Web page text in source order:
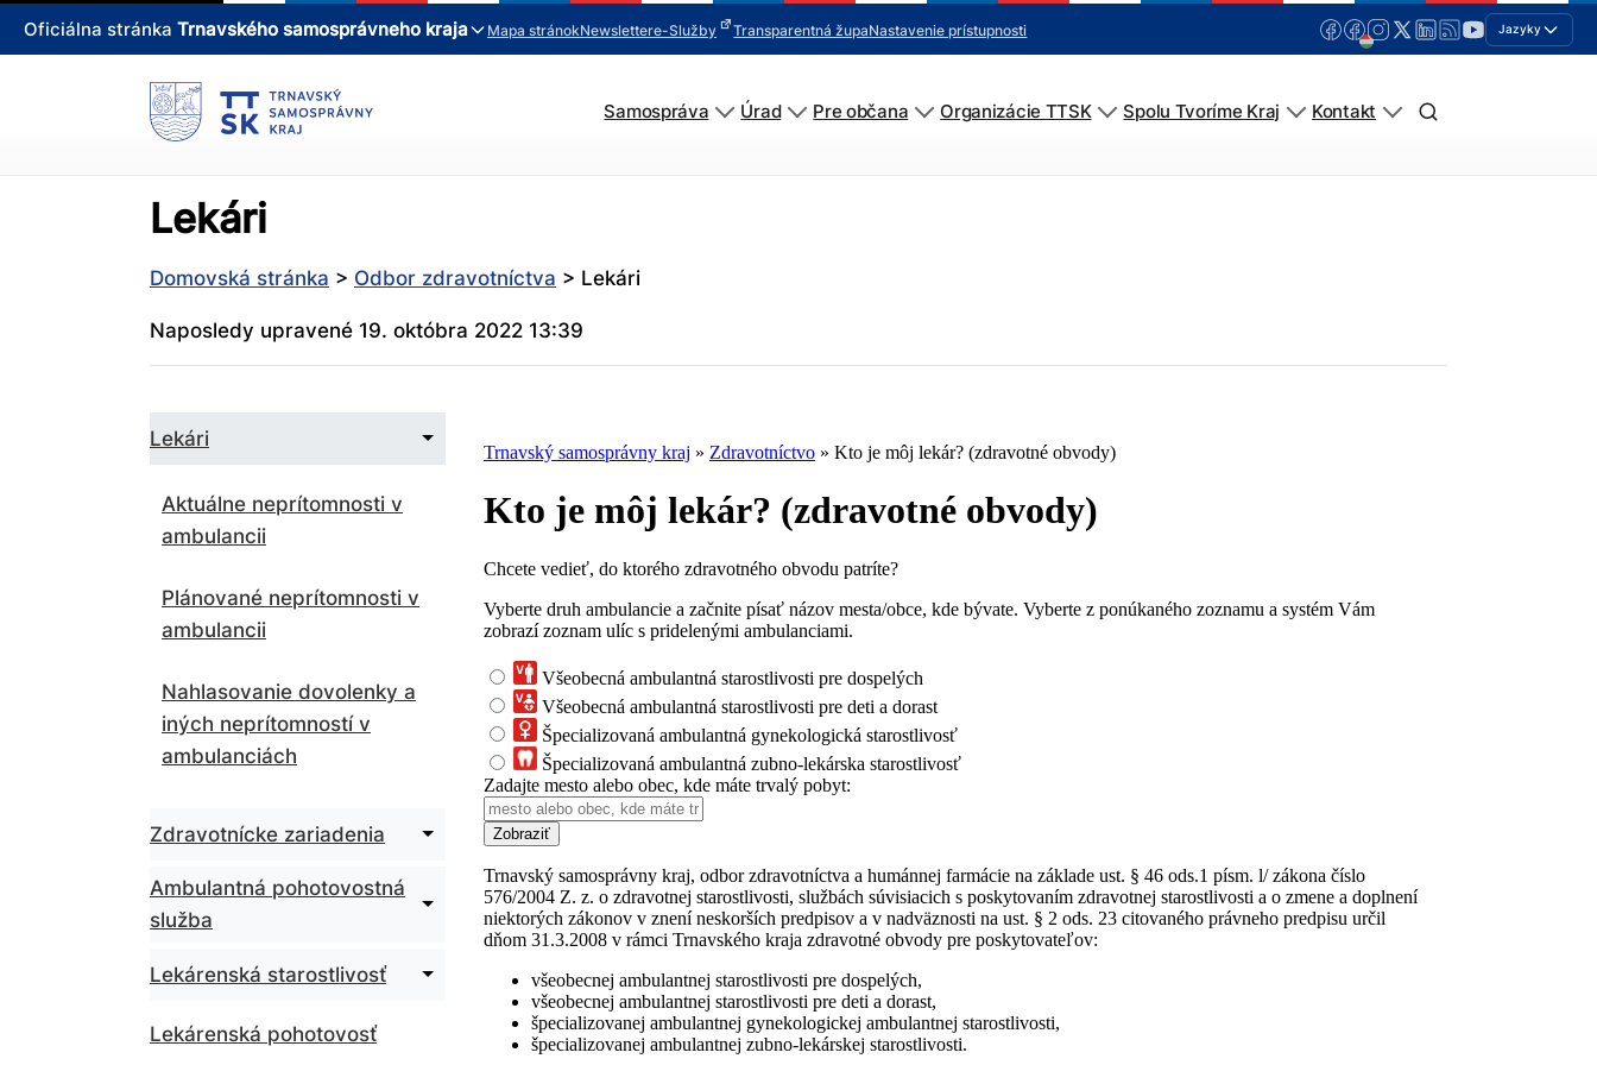
Oficiálna stránka Trnavského samosprávneho kraja Mapa stránokNewslettere-Služby Transparentná župaNastavenie prístupnosti Jazyky
Samospráva Úrad Pre občana Organizácie TTSK Spolu Tvoríme Kraj Kontakt
Lekári
Domovská stránka > Odbor zdravotníctva > Lekári
Naposledy upravené 19. októbra 2022 13:39
Lekári
Zbaliť
podmenu
Aktuálne neprítomnosti v
ambulancii
Plánované neprítomnosti v
ambulancii
Nahlasovanie dovolenky a
iných neprítomností v
ambulanciách
Zdravotnícke zariadenia
Rozbaliť
podmenu
Zdravotnícke
zariadenia
Ambulantná pohotovostná
služba
Rozbaliť
podmenu
Ambulantná
pohotovostná
Lekárenská starostlivosť
Rozbaliť
Lekárenská
Lekárenská pohotovosť